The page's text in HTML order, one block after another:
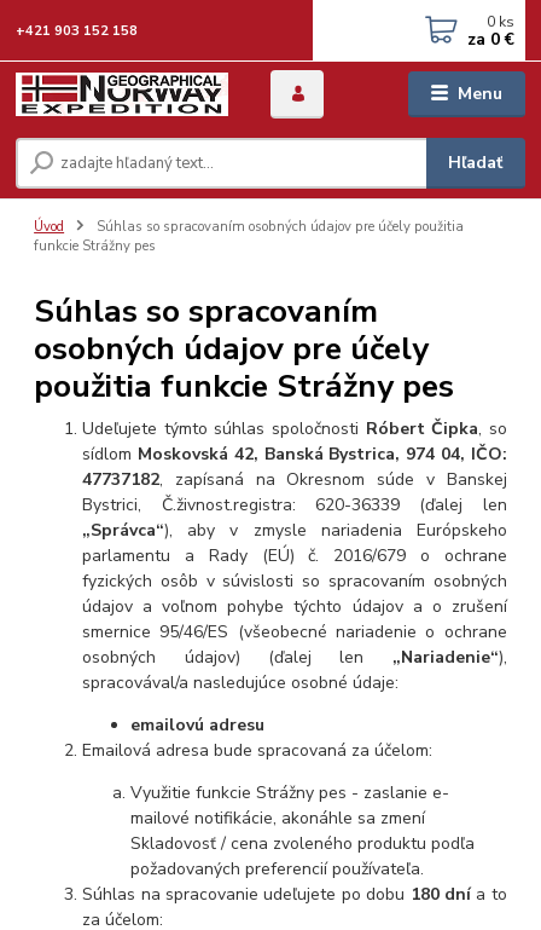
Menu
Hľadať
+421 903 152 158 0 ks
za 0 €
Úvod
Súhlas so spracovaním osobných údajov pre účely použitia
funkcie Strážny pes
Súhlas so spracovaním
osobných údajov pre účely
použitia funkcie Strážny pes
Udeľujete týmto súhlas spoločnosti Róbert Čipka, so
sídlom Moskovská 42, Banská Bystrica, 974 04, IČO:
47737182, zapísaná na Okresnom súde v Banskej
Bystrici, Č.živnost.registra: 620-36339 (ďalej len
„Správca“), aby v zmysle nariadenia Európskeho
parlamentu a Rady (EÚ) č. 2016/679 o ochrane
fyzických osôb v súvislosti so spracovaním osobných
údajov a voľnom pohybe týchto údajov a o zrušení
smernice 95/46/ES (všeobecné nariadenie o ochrane
osobných údajov) (ďalej len „Nariadenie“),
spracovával/a nasledujúce osobné údaje:
emailovú adresu
Emailová adresa bude spracovaná za účelom:
Využitie funkcie Strážny pes - zaslanie e-
mailové notifikácie, akonáhle sa zmení
Skladovosť / cena zvoleného produktu podľa
požadovaných preferencií používateľa.
Súhlas na spracovanie udeľujete po dobu 180 dnía to
za účelom: